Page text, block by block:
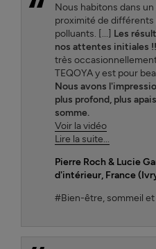
Nous habitons dans
proximité de
polluants. [...] Les
nos attentes initiales
très
TEQOYA y est pour
Nous avons
plus profond, plus
somme.
Voir la vidéo
Lire la suite...
Pierre Roch & Lucie
d'intérieur, France
#Bien-être, sommeil